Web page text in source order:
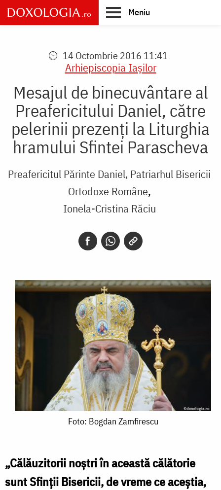
Skip
to
main
Meniu
14 Octombrie 2016 11:41
Arhiepiscopia Iaşilor
Mesajul de binecuvântare al
Preafericitului Daniel, către
pelerinii prezenți la Liturghia
hramului Sfintei Parascheva
Preafericitul Părinte Daniel, Patriarhul Bisericii
Ortodoxe Române
Ionela-Cristina Răciu
Foto: Bogdan Zamfirescu
„Călăuzitorii noștri în această călătorie
sunt Sfinții Bisericii, de vreme ce aceștia,